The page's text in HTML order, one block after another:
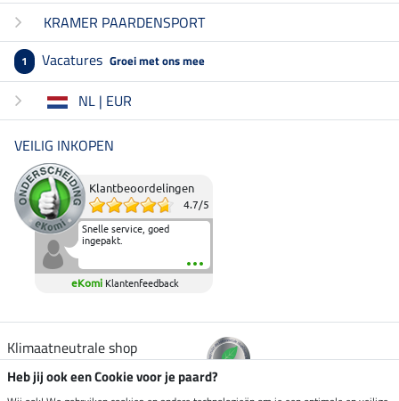
KRAMER PAARDENSPORT
1 Vacatures Groei met ons mee
NL | EUR
VEILIG INKOPEN
Klantbeoordelingen
4.7/5
Snelle service, goed
ingepakt.
eKomi Klantenfeedback
Klimaatneutrale shop
Heb jij ook een Cookie voor je paard?